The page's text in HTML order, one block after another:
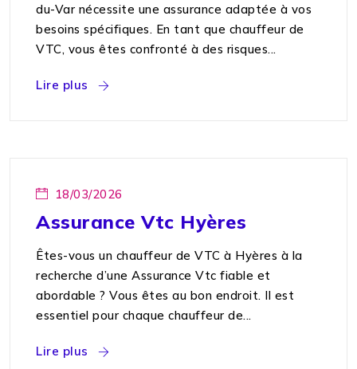
du-Var nécessite une assurance adaptée à vos
besoins spécifiques. En tant que chauffeur de
VTC, vous êtes confronté à des risques...
Lire plus
18/03/2026
Assurance Vtc Hyères
Êtes-vous un chauffeur de VTC à Hyères à la
recherche d’une Assurance Vtc fiable et
abordable ? Vous êtes au bon endroit. Il est
essentiel pour chaque chauffeur de...
Lire plus